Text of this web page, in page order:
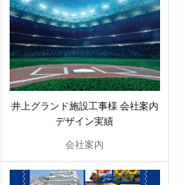
井上グランド施設工事様 会社案内
デザイン実績
会社案内